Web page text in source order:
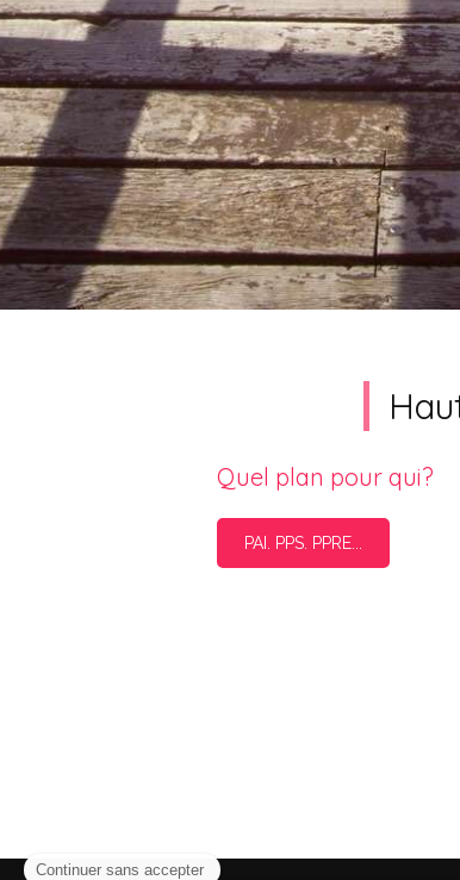
Quel plan pour qui?
PAI. PPS. PPRE...